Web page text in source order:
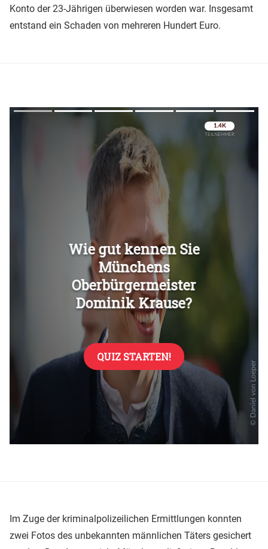
Konto der 23-Jährigen überwiesen worden war. Insgesamt
entstand ein Schaden von mehreren Hundert Euro.
Im Zuge der kriminalpolizeilichen Ermittlungen konnten
zwei Fotos des unbekannten männlichen Täters gesichert